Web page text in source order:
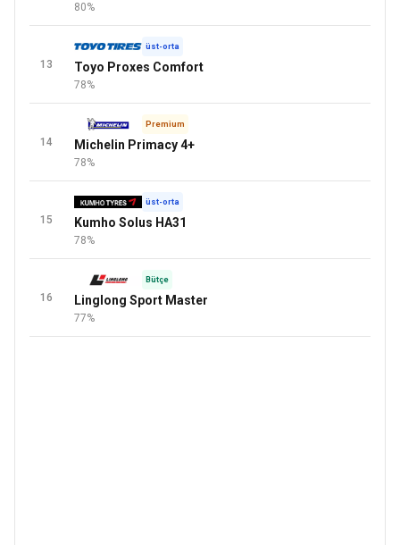
80%
13
üst-orta
Toyo Proxes Comfort
78%
14
Premium
Michelin Primacy 4+
78%
15
üst-orta
Kumho Solus HA31
78%
16
Bütçe
Linglong Sport Master
77%